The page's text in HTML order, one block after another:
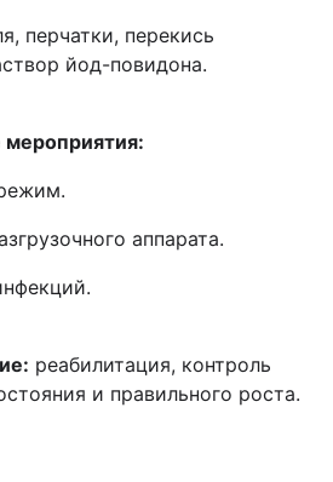
перчатки, перекись
йод-повидона.
аппарата.
реабилитация, контроль
и правильного роста.